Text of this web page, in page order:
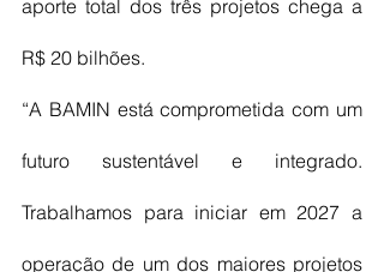
aporte total dos três projetos chega a
R$ 20 bilhões.
“A BAMIN está comprometida com um
futuro sustentável e integrado.
Trabalhamos para iniciar em 2027 a
operação de um dos maiores projetos